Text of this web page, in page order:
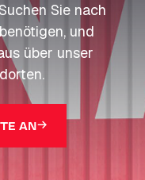
Sie nach
und
über unser
AN